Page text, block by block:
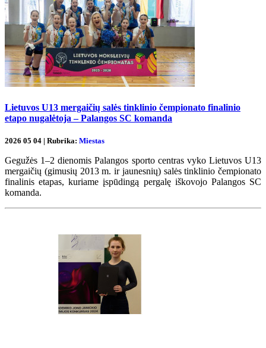
Lietuvos U13 mergaičių salės tinklinio čempionato finalinio
etapo nugalėtoja – Palangos SC komanda
2026 05 04 | Rubrika: Miestas
Gegužės 1–2 dienomis Palangos sporto centras vyko Lietuvos U13
mergaičių (gimusių 2013 m. ir jaunesnių) salės tinklinio čempionato
finalinis etapas, kuriame įspūdingą pergalę iškovojo Palangos SC
komanda.